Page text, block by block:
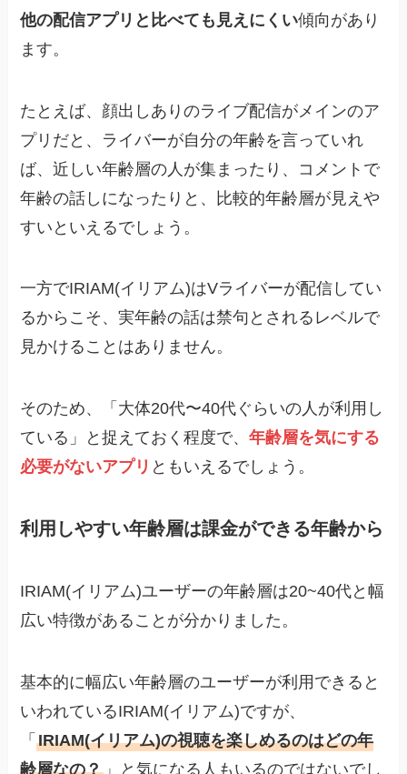
他の配信アプリと比べても見えにくい傾向があり
ます。
たとえば、顔出しありのライブ配信がメインのア
プリだと、ライバーが自分の年齢を言っていれ
ば、近しい年齢層の人が集まったり、コメントで
年齢の話しになったりと、比較的年齢層が見えや
すいといえるでしょう。
一方でIRIAM(イリアム)はVライバーが配信してい
るからこそ、実年齢の話は禁句とされるレベルで
見かけることはありません。
そのため、「大体20代〜40代ぐらいの人が利用し
ている」と捉えておく程度で、年齢層を気にする
必要がないアプリ ともいえるでしょう。
利用しやすい年齢層は課金ができる年齢から
IRIAM(イリアム)ユーザーの年齢層は20~40代と幅
広い特徴があることが分かりました。
基本的に幅広い年齢層のユーザーが利用できると
いわれているIRIAM(イリアム)ですが、
「IRIAM(イリアム)の視聴を楽しめるのはどの年
齢層なの？ 」と気になる人もいるのではないでし